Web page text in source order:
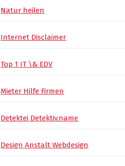
Natur heilen
Internet Disclaimer
Top 1 IT \& EDV
Mieter Hilfe Firmen
Detektei Detektiv.name
Design Anstalt Webdesign